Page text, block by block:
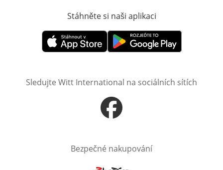
Stáhněte si naši aplikaci
Otevře v novém okněOtevře v novém okně
Sledujte Witt International na sociálních sítích
Otevře v novém okně
Bezpečné nakupování